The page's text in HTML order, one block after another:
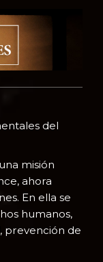
del
misión
ahora
En ella se
humanos,
prevención de